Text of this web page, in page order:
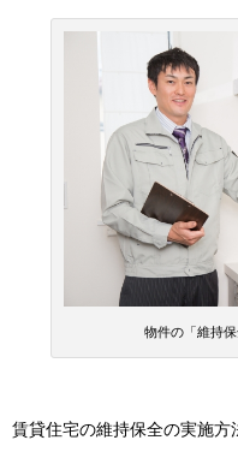
物件の「維持
賃貸住宅の維持保全の実施方